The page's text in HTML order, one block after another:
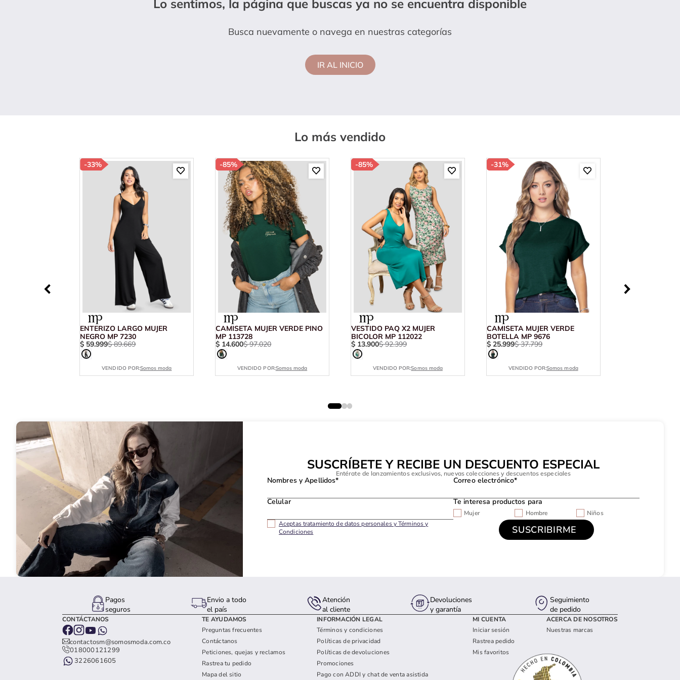
Lo sentimos, la página que buscas ya no se encuentra disponible
Busca nuevamente o navega en nuestras categorías
IR AL INICIO
Lo más vendido
-33%
ENTERIZO LARGO MUJER
NEGRO MP 7230
$ 59.999$ 89.669
VENDIDO POR:Somos moda
-85%
CAMISETA MUJER VERDE PINO
MP 113728
$ 14.600$ 97.020
VENDIDO POR:Somos moda
-85%
VESTIDO PAQ X2 MUJER
BICOLOR MP 112022
$ 13.900$ 92.399
VENDIDO POR:Somos moda
-31%
CAMISETA MUJER VERDE
BOTELLA MP 9676
$ 25.999$ 37.799
VENDIDO POR:Somos moda
SUSCRÍBETE Y RECIBE UN DESCUENTO ESPECIAL
Entérate de lanzamientos exclusivos, nuevas colecciones y descuentos especiales
Nombres y Apellidos* Correo electrónico*
Celular Te interesa productos para
Mujer Hombre
Niños
Aceptas tratamiento de datos personales y Términos y
Condiciones
Pagos
seguros
Envio a todo
el país
Atención
al cliente
Devoluciones
y garantía
Seguimiento
de pedido
CONTÁCTANOS
contactosm@somosmoda.com.co
018000121299
3226061605
TE AYUDAMOS
Preguntas frecuentes
Contáctanos
Peticiones, quejas y reclamos
Rastrea tu pedido
Mapa del sitio
INFORMACIÓN LEGAL
Términos y condiciones
Políticas de privacidad
Políticas de devoluciones
Promociones
Pago con ADDI y chat de venta asistida
MI CUENTA
Iniciar sesión
Rastrea pedido
Mis favoritos
ACERCA DE NOSOTROS
Nuestras marcas
10. camibuzo